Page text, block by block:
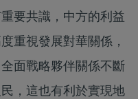
要共識，中方的利益
重視發展對華關係，
面戰略夥伴關係不斷
，這也有利於實現地